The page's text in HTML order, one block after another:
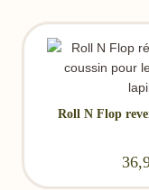
Roll N Flop